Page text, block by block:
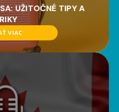
UŽITOČNÉ TIPY A
VIAC